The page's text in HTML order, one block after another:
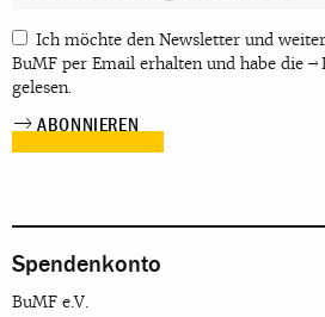
Ich möchte den Newsletter und
BuMF per Email erhalten und habe die
gelesen.
Spendenkonto
BuMF e.V.